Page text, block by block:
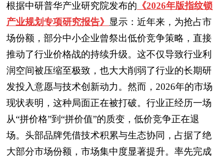
根据中研普华产业研究院发布的 《2026年版指纹锁
产业规划专项研究报告》 显示：近年来，为抢占市
场份额，部分中小企业曾祭出低价竞争策略，直接
推动了行业价格战的持续升级。这不仅导致行业利
润空间被压缩至极致，也大大削弱了行业的长期研
发投入意愿与技术创新动力。然而，2026年的市场
现状表明，这种局面正在被打破。行业正经历一场
从“拼价格”到“拼价值”的质变，低价竞争正在退
场。头部品牌凭借技术积累与生态协同，占据了绝
大部分市场份额，市场集中度显著提升。率先完成